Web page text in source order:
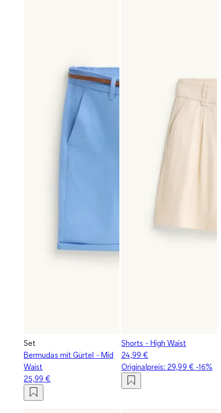
Set
Bermudas mit Gürtel - Mid
Waist
25,99 €
Shorts - High Waist
24,99 €
Originalpreis: 29,99 €-16%